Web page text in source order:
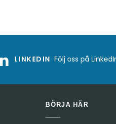
LINKEDIN Följ oss på
BÖRJA HÄR